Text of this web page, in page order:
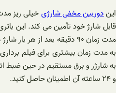
ایندوربین مخفی شارژیخیلی ریز
قابل شارژ خود تأمین می کند. این
مدت زمان ۹۰ دقیقه بعد از هر
به مدت زمان بیشتری برای فیلم برداری
به شارژر و برق مستقیم در حین ضبط
و ۲۴ ساعته آن اطمینان حاصل کنید.